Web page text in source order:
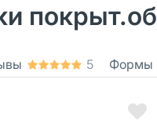
5 Формы